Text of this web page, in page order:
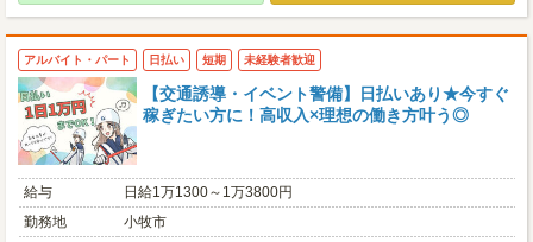
アルバイト・パート 日払い 短期 未経験者歓迎
【交通誘導・イベント警備】日払いあり★今すぐ
稼ぎたい方に！高収入×理想の働き方叶う◎
給与
日給1万1300～1万3800円
勤務地
小牧市